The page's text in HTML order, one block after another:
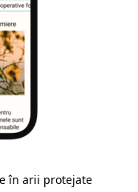
în arii protejate